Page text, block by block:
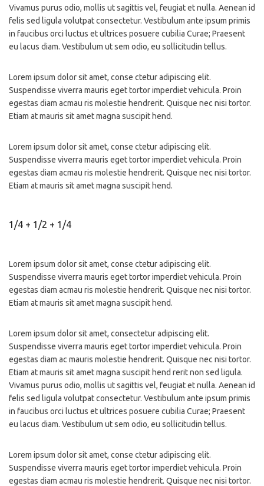
Vivamus purus odio, mollis ut sagittis vel, feugiat et nulla. Aenean id
felis sed ligula volutpat consectetur. Vestibulum ante ipsum primis
in faucibus orci luctus et ultrices posuere cubilia Curae; Praesent
eu lacus diam. Vestibulum ut sem odio, eu sollicitudin tellus.
Lorem ipsum dolor sit amet, conse ctetur adipiscing elit.
Suspendisse viverra mauris eget tortor imperdiet vehicula. Proin
egestas diam acmau ris molestie hendrerit. Quisque nec nisi tortor.
Etiam at mauris sit amet magna suscipit hend.
Lorem ipsum dolor sit amet, conse ctetur adipiscing elit.
Suspendisse viverra mauris eget tortor imperdiet vehicula. Proin
egestas diam acmau ris molestie hendrerit. Quisque nec nisi tortor.
Etiam at mauris sit amet magna suscipit hend.
1/4 + 1/2 + 1/4
Lorem ipsum dolor sit amet, conse ctetur adipiscing elit.
Suspendisse viverra mauris eget tortor imperdiet vehicula. Proin
egestas diam acmau ris molestie hendrerit. Quisque nec nisi tortor.
Etiam at mauris sit amet magna suscipit hend.
Lorem ipsum dolor sit amet, consectetur adipiscing elit.
Suspendisse viverra mauris eget tortor imperdiet vehicula. Proin
egestas diam ac mauris molestie hendrerit. Quisque nec nisi tortor.
Etiam at mauris sit amet magna suscipit hend rerit non sed ligula.
Vivamus purus odio, mollis ut sagittis vel, feugiat et nulla. Aenean id
felis sed ligula volutpat consectetur. Vestibulum ante ipsum primis
in faucibus orci luctus et ultrices posuere cubilia Curae; Praesent
eu lacus diam. Vestibulum ut sem odio, eu sollicitudin tellus.
Lorem ipsum dolor sit amet, conse ctetur adipiscing elit.
Suspendisse viverra mauris eget tortor imperdiet vehicula. Proin
egestas diam acmau ris molestie hendrerit. Quisque nec nisi tortor.